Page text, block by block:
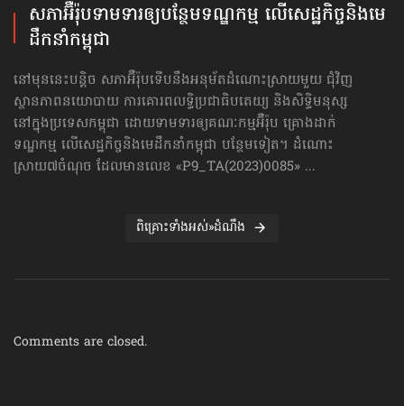
សភាអ៊ឺរ៉ុបទាមទារ​ឲ្យបន្ថែម​ទណ្ឌកម្ម លើសេដ្ឋកិច្ច​និងមេ
ដឹកនាំកម្ពុជា
នៅមុននេះបន្តិច សភាអ៊ឺរ៉ុបទើបនឹងអនុម័តដំណោះស្រាយមួយ ជុំវិញ
ស្ថានភាពនយោបាយ ការគោរព​លទ្ធិ​ប្រជាធិបតេយ្យ និងសិទ្ធិមនុស្ស
នៅក្នុងប្រទេសកម្ពុជា ដោយទាមទារឲ្យគណៈកម្មអ៊ឺរ៉ុប គ្រោងដាក់​
ទណ្ឌកម្ម លើសេដ្ឋកិច្ច​និងមេដឹកនាំកម្ពុជា បន្ថែមទៀត។ ដំណោះ
ស្រាយ៧ចំណុច ដែលមានលេខ «P9_TA(2023)0085» ...
ពិគ្រោះទាំងអស់»ដំណឹង
Comments are closed.